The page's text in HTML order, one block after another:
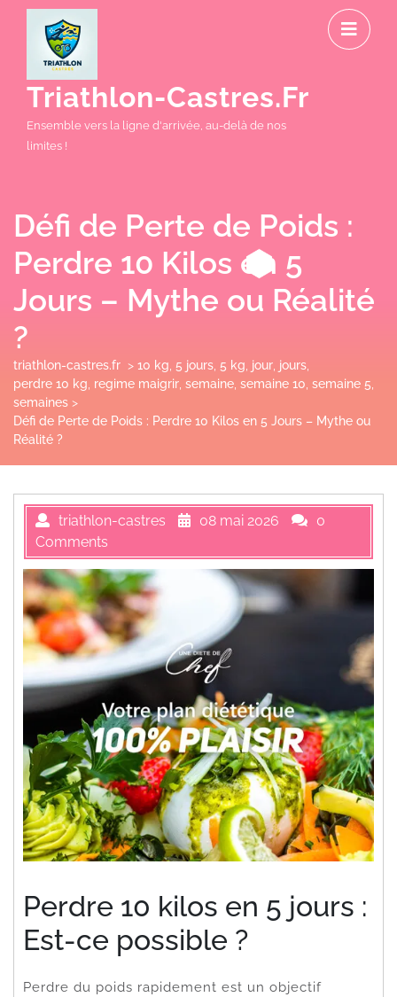
Triathlon-Castres.fr
Ensemble vers la ligne d'arrivée, au-delà de nos
limites !
Défi de Perte de Poids :
Perdre 10 Kilos en 5
Jours – Mythe ou Réalité
?
triathlon-castres.fr > 10 kg 5 jours 5 kg jour jours
perdre 10 kg regime maigrir semaine semaine 10 semaine 5
semaines >
Défi de Perte de Poids : Perdre 10 Kilos en 5 Jours – Mythe ou
Réalité ?
triathlon-castres 08 mai 2026
0
Comments
Perdre 10 kilos en 5 jours :
Est-ce possible ?
Perdre du poids rapidement est un objectif